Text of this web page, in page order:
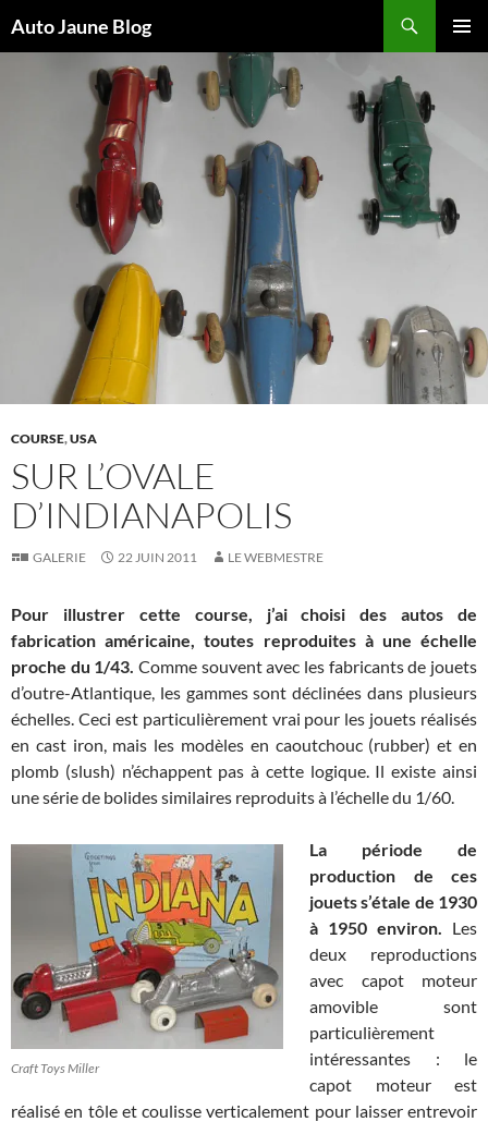
Auto Jaune Blog
COURSE,USA
SUR L’OVALE
D’INDIANAPOLIS
GALERIE 22 JUIN 2011 LE WEBMESTRE
Pour illustrer cette course, j’ai choisi des autos de
fabrication américaine, toutes reproduites à une échelle
proche du 1/43. Comme souvent avec les fabricants de jouets
d’outre-Atlantique, les gammes sont déclinées dans plusieurs
échelles. Ceci est particulièrement vrai pour les jouets réalisés
en cast iron, mais les modèles en caoutchouc (rubber) et en
plomb (slush) n’échappent pas à cette logique. Il existe ainsi
une série de bolides similaires reproduits à l’échelle du 1/60.
Craft Toys Miller
La période de
production de ces
jouets s’étale de 1930
à 1950 environ.
Les
deux reproductions
avec capot moteur
amovible sont
particulièrement
intéressantes : le
capot moteur est
réalisé en tôle et coulisse verticalement pour laisser entrevoir